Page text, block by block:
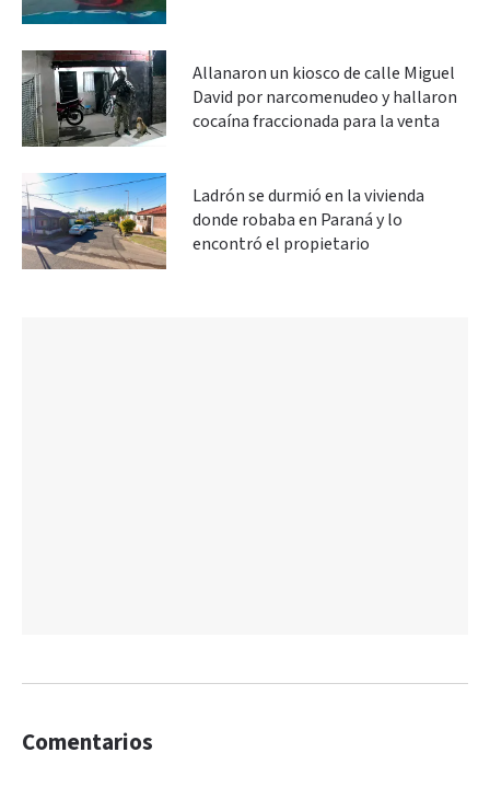
Allanaron un kiosco de calle Miguel
David por narcomenudeo y hallaron
cocaína fraccionada para la venta
Ladrón se durmió en la vivienda
donde robaba en Paraná y lo
encontró el propietario
Comentarios